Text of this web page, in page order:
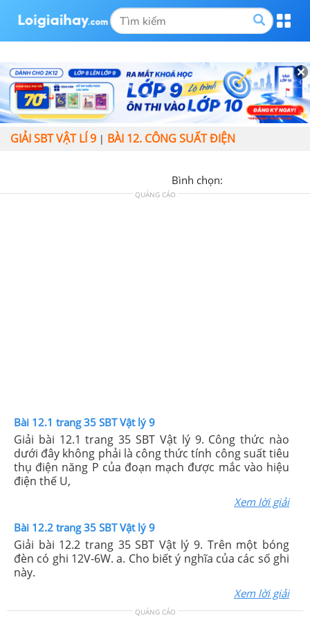
GIẢI SBT VẬT LÍ 9 | BÀI 12. CÔNG SUẤT ĐIỆN
Bình chọn:
QUẢNG CÁO
Bài 12.1 trang 35 SBT Vật lý 9
Giải bài 12.1 trang 35 SBT Vật lý 9. Công thức nào
dưới đây không phải là công thức tính công suất tiêu
thụ điện năng P của đoạn mạch được mắc vào hiệu
điện thế U,
Xem lời giải
Bài 12.2 trang 35 SBT Vật lý 9
Giải bài 12.2 trang 35 SBT Vật lý 9. Trên một bóng
đèn có ghi 12V-6W. a. Cho biết ý nghĩa của các số ghi
này.
Xem lời giải
QUẢNG CÁO